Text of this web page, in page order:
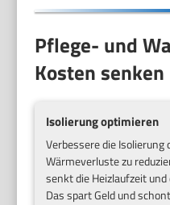
Pflege- und
Kosten senken
Isolierung optimieren
Verbessere die Isolierung
Wärmeverluste zu
senkt die Heizlaufzeit
Das spart Geld und